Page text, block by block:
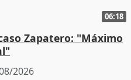
06:18
Zapatero: "Máximo
2026